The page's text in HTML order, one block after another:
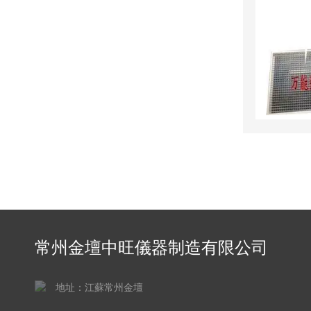
常州金壇中旺儀器制造有限公司
地址：江蘇常州金壇